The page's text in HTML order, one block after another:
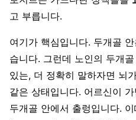
고 부릅니다.
여기가 핵심입니다. 두개골
습니다. 그런데 노인의 두개
있는, 더 정확히 말하자면 뇌
같은 상태입니다. 어르신이
두개골 안에서 출렁입니다.